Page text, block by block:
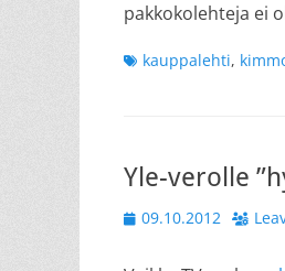
pakkokolehteja ei
Tagskauppalehti,
Yle-verolle
Posted
09.10.2012